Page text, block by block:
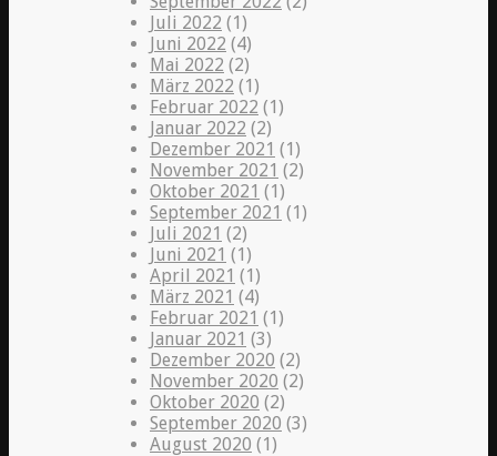
Juli 2022 (1)
Juni 2022 (4)
Mai 2022 (2)
März 2022 (1)
Februar 2022 (1)
Januar 2022 (2)
Dezember 2021 (1)
November 2021 (2)
Oktober 2021 (1)
September 2021 (1)
Juli 2021 (2)
Juni 2021 (1)
April 2021 (1)
März 2021 (4)
Februar 2021 (1)
Januar 2021 (3)
Dezember 2020 (2)
November 2020 (2)
Oktober 2020 (2)
September 2020 (3)
August 2020 (1)